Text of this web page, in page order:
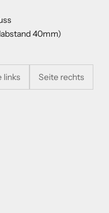
40mm)
links Seite rechts